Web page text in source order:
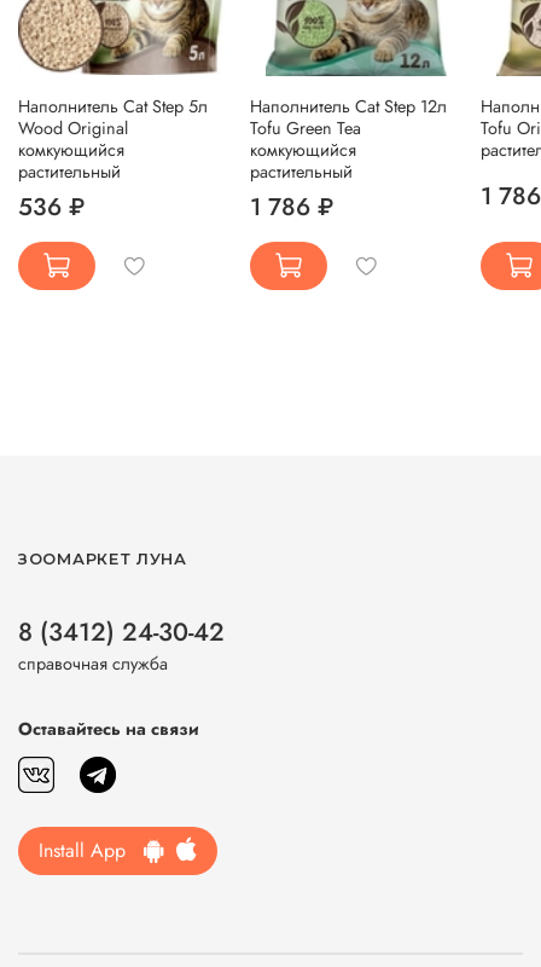
Наполнитель Cat Step 5л
Wood Original
комкующийся
растительный
536 ₽
Наполнитель Cat Step 12л
Tofu Green Tea
комкующийся
растительный
1 786 ₽
Tofu
1
ЗООМАРКЕТ ЛУНА
8 (3412) 24-30-42
справочная служба
Оставайтесь на связи
Install App